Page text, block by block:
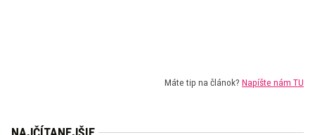
Máte tip na článok? Napíšte nám TU